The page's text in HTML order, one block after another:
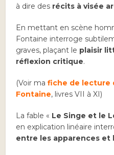
à dire des récits à visée
En mettant en scène
Fontaine interroge
graves, plaçant le plaisir
réflexion critique.
(Voir mafiche de lecture
Fontaine, livres VII à XI)
La fable « Le Singe et le
en explication linéaire
entre les apparences et